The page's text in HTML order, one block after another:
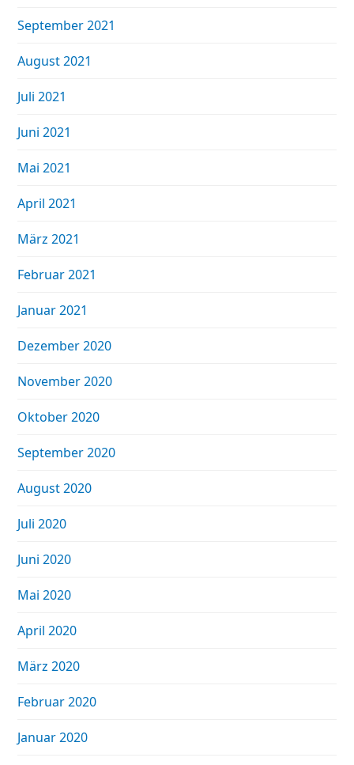
September 2021
August 2021
Juli 2021
Juni 2021
Mai 2021
April 2021
März 2021
Februar 2021
Januar 2021
Dezember 2020
November 2020
Oktober 2020
September 2020
August 2020
Juli 2020
Juni 2020
Mai 2020
April 2020
März 2020
Februar 2020
Januar 2020